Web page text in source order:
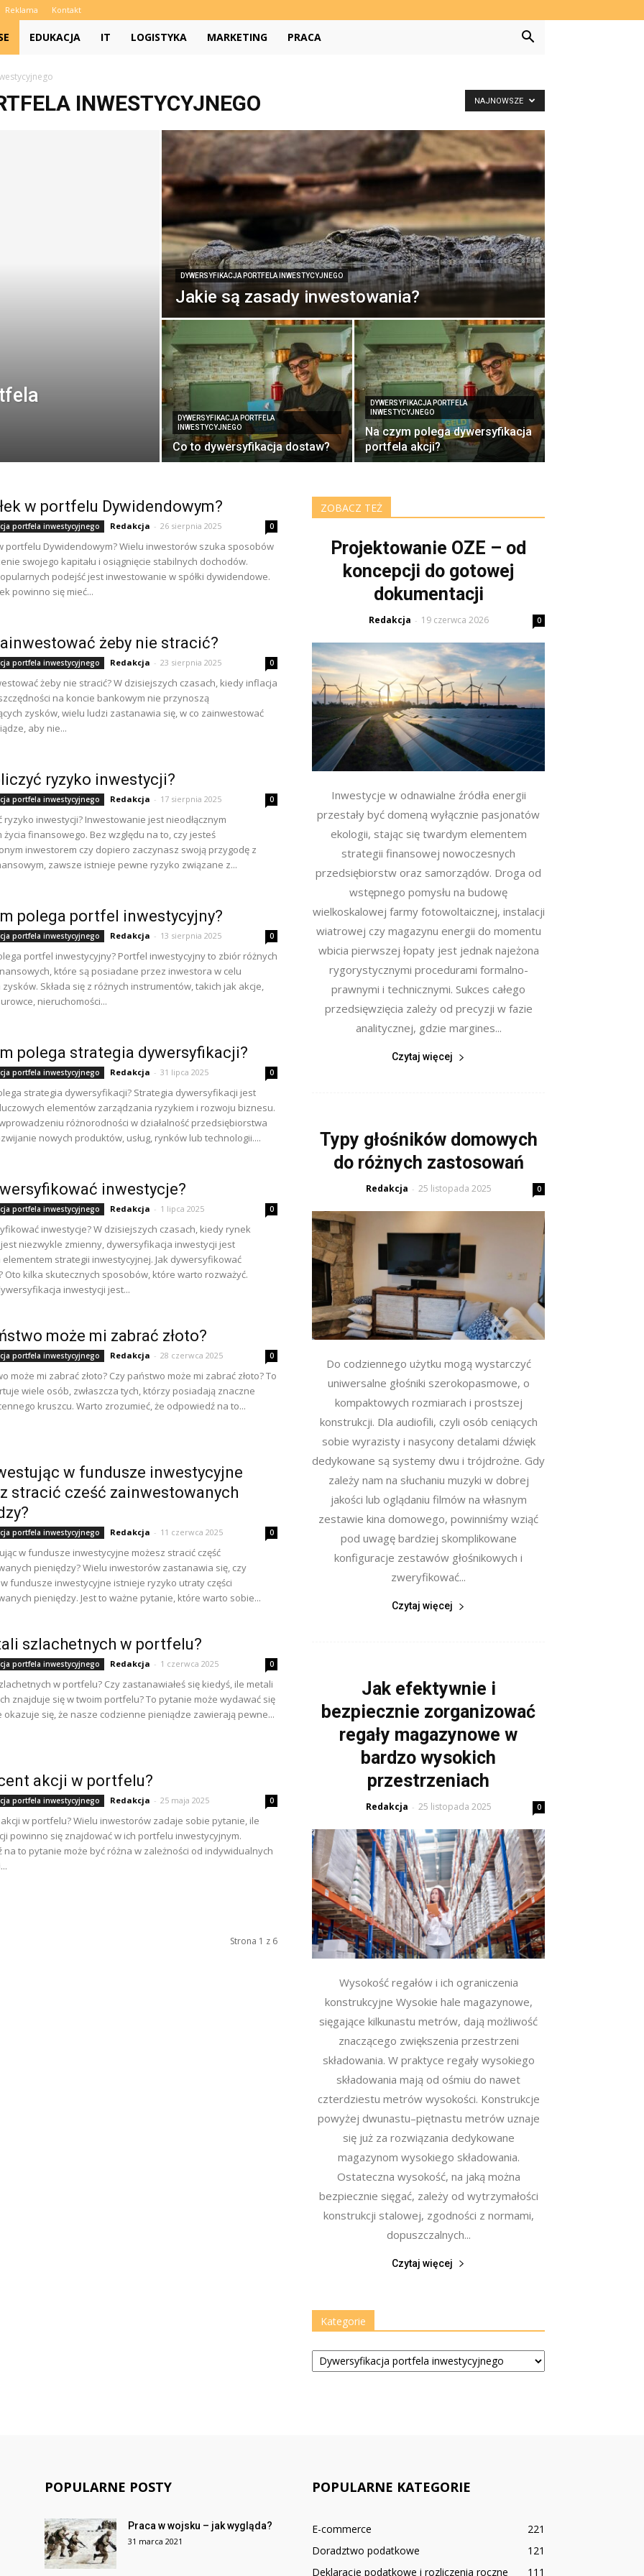
Reklama Kontakt
EDUKACJA IT LOGISTYKA MARKETING PRACA
INWESTYCYJNEGO NAJNOWSZE
DYWERSYFIKACJA PORTFELA INWESTYCYJNEGO
Jakie są zasady inwestowania?
DYWERSYFIKACJA PORTFELA
INWESTYCYJNEGO
Co to dywersyfikacja dostaw?
DYWERSYFIKACJA PORTFELA
INWESTYCYJNEGO
Na czym polega dywersyfikacja
portfela akcji?
w portfelu Dywidendowym?
portfela inwestycyjnego Redakcja - 26 sierpnia 2025 0
portfelu Dywidendowym? Wielu inwestorów szuka sposobów
swojego kapitału i osiągnięcie stabilnych dochodów.
podejść jest inwestowanie w spółki dywidendowe.
powinno się mieć...
żeby nie stracić?
portfela inwestycyjnego Redakcja - 23 sierpnia 2025 0
żeby nie stracić? W dzisiejszych czasach, kiedy inflacja
na koncie bankowym nie przynoszą
zysków, wielu ludzi zastanawia się, w co zainwestować
aby nie...
ryzyko inwestycji?
portfela inwestycyjnego Redakcja - 17 sierpnia 2025 0
ryzyko inwestycji? Inwestowanie jest nieodłącznym
życia finansowego. Bez względu na to, czy jesteś
inwestorem czy dopiero zaczynasz swoją przygodę z
zawsze istnieje pewne ryzyko związane z...
polega portfel inwestycyjny?
portfela inwestycyjnego Redakcja - 13 sierpnia 2025 0
portfel inwestycyjny? Portfel inwestycyjny to zbiór różnych
które są posiadane przez inwestora w celu
zysków. Składa się z różnych instrumentów, takich jak akcje,
nieruchomości...
polega strategia dywersyfikacji?
portfela inwestycyjnego Redakcja - 31 lipca 2025 0
strategia dywersyfikacji? Strategia dywersyfikacji jest
elementów zarządzania ryzykiem i rozwoju biznesu.
różnorodności w działalność przedsiębiorstwa
nowych produktów, usług, rynków lub technologii....
inwestycje?
portfela inwestycyjnego Redakcja - 1 lipca 2025 0
inwestycje? W dzisiejszych czasach, kiedy rynek
niezwykle zmienny, dywersyfikacja inwestycji jest
elementem strategii inwestycyjnej. Jak dywersyfikować
Oto kilka skutecznych sposobów, które warto rozważyć.
inwestycji jest...
może mi zabrać złoto?
portfela inwestycyjnego Redakcja - 28 czerwca 2025 0
może mi zabrać złoto? Czy państwo może mi zabrać złoto? To
wiele osób, zwłaszcza tych, którzy posiadają znaczne
kruszcu. Warto zrozumieć, że odpowiedź na to...
w fundusze inwestycyjne
stracić cześć zainwestowanych
portfela inwestycyjnego Redakcja - 11 czerwca 2025 0
w fundusze inwestycyjne możesz stracić część
pieniędzy? Wielu inwestorów zastanawia się, czy
fundusze inwestycyjne istnieje ryzyko utraty części
pieniędzy. Jest to ważne pytanie, które warto sobie...
szlachetnych w portfelu?
portfela inwestycyjnego Redakcja - 1 czerwca 2025 0
w portfelu? Czy zastanawiałeś się kiedyś, ile metali
znajduje się w twoim portfelu? To pytanie może wydawać się
okazuje się, że nasze codzienne pieniądze zawierają pewne...
akcji w portfelu?
portfela inwestycyjnego Redakcja - 25 maja 2025 0
w portfelu? Wielu inwestorów zadaje sobie pytanie, ile
powinno się znajdować w ich portfelu inwestycyjnym.
na to pytanie może być różna w zależności od indywidualnych
Strona 1 z 6
ZOBACZ TEŻ
Projektowanie OZE – od
koncepcji do gotowej
dokumentacji
Redakcja - 19 czerwca 2026 0
Inwestycje w odnawialne źródła energii
przestały być domeną wyłącznie pasjonatów
ekologii, stając się twardym elementem
strategii finansowej nowoczesnych
przedsiębiorstw oraz samorządów. Droga od
wstępnego pomysłu na budowę
wielkoskalowej farmy fotowoltaicznej, instalacji
wiatrowej czy magazynu energii do momentu
wbicia pierwszej łopaty jest jednak najeżona
rygorystycznymi procedurami formalno-
prawnymi i technicznymi. Sukces całego
przedsięwzięcia zależy od precyzji w fazie
analitycznej, gdzie margines...
Czytaj więcej
Typy głośników domowych
do różnych zastosowań
Redakcja - 25 listopada 2025 0
Do codziennego użytku mogą wystarczyć
uniwersalne głośniki szerokopasmowe, o
kompaktowych rozmiarach i prostszej
konstrukcji. Dla audiofili, czyli osób ceniących
sobie wyrazisty i nasycony detalami dźwięk
dedykowane są systemy dwu i trójdrożne. Gdy
zależy nam na słuchaniu muzyki w dobrej
jakości lub oglądaniu filmów na własnym
zestawie kina domowego, powinniśmy wziąć
pod uwagę bardziej skomplikowane
konfiguracje zestawów głośnikowych i
zweryfikować...
Czytaj więcej
Jak efektywnie i
bezpiecznie zorganizować
regały magazynowe w
bardzo wysokich
przestrzeniach
Redakcja - 25 listopada 2025 0
Wysokość regałów i ich ograniczenia
konstrukcyjne Wysokie hale magazynowe,
sięgające kilkunastu metrów, dają możliwość
znaczącego zwiększenia przestrzeni
składowania. W praktyce regały wysokiego
składowania mają od ośmiu do nawet
czterdziestu metrów wysokości. Konstrukcje
powyżej dwunastu–piętnastu metrów uznaje
się już za rozwiązania dedykowane
magazynom wysokiego składowania.
Ostateczna wysokość, na jaką można
bezpiecznie sięgać, zależy od wytrzymałości
konstrukcji stalowej, zgodności z normami,
dopuszczalnych...
Czytaj więcej
Kategorie
Kategorie
POPULARNE POSTY
Praca w wojsku – jak wygląda?
31 marca 2021
POPULARNE KATEGORIE
E-commerce
221
Doradztwo podatkowe
121
Deklaracje podatkowe i rozliczenia roczne
111